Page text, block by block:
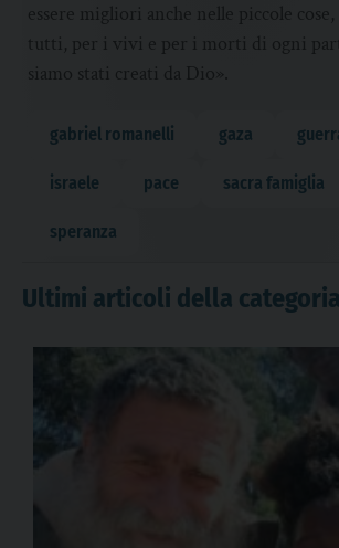
essere migliori anche nelle piccole
tutti, per i vivi e per i morti di ogni
siamo stati creati da Dio».
gabriel romanelli gaza
israele pace sacra famiglia
speranza
Ultimi articoli della categoria